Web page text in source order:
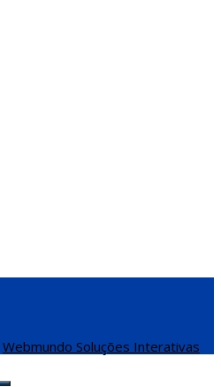
Webmundo Soluções Interativas